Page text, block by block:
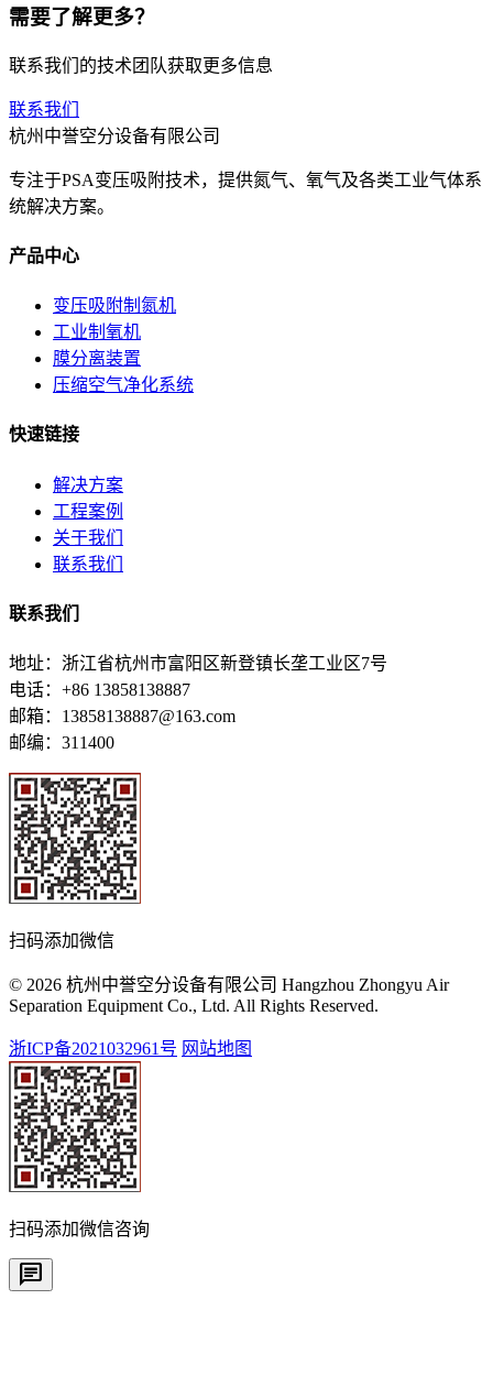
需要了解更多？
联系我们的技术团队获取更多信息
联系我们
杭州中誉空分设备有限公司
专注于PSA变压吸附技术，提供氮气、氧气及各类工业气体系
统解决方案。
产品中心
变压吸附制氮机
工业制氧机
膜分离装置
压缩空气净化系统
快速链接
解决方案
工程案例
关于我们
联系我们
联系我们
地址：浙江省杭州市富阳区新登镇长垄工业区7号
电话：+86 13858138887
邮箱：13858138887@163.com
邮编：311400
扫码添加微信
© 2026 杭州中誉空分设备有限公司 Hangzhou Zhongyu Air
Separation Equipment Co., Ltd. All Rights Reserved.
浙ICP备2021032961号 网站地图
扫码添加微信咨询
chat